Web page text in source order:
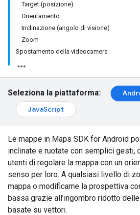
Target (posizione)
Orientamento
Inclinazione (angolo di visione)
Zoom
Spostamento della videocamera
Seleziona la piattaforma:
JavaScript
Le mappe in Maps SDK for Android
inclinate e ruotate con semplici gesti,
utenti di regolare la mappa con un
senso per loro. A qualsiasi livello di
mappa o modificarne la prospettiva
bassa grazie all'ingombro ridotto
basate su vettori.